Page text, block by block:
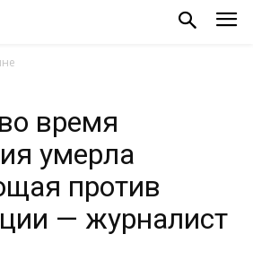
время
умерла
против
— журналист